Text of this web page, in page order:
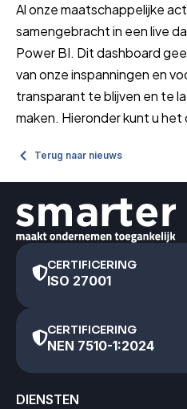
Al onze maatschappelijke
samengebracht in een live
Power BI. Dit dashboard
van onze inspanningen en
transparant te blijven en te
maken. Hieronder kunt u het
Terug naar nieuws
CERTIFICERING
ISO 27001
CERTIFICERING
NEN 7510-1:2024
DIENSTEN